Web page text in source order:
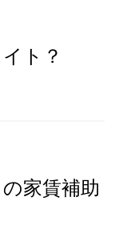
ト？
家賃補助